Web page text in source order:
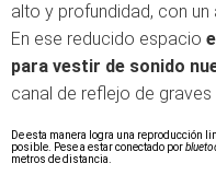
alto y profundidad, con
En ese reducido espacio
para vestir de sonido
canal de reflejo de
De esta manera logra una reproducción
posible. Pese a estar conectado por
metros de distancia.